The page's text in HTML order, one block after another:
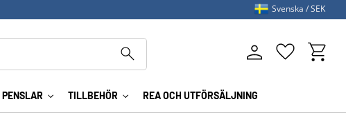
TILLBEHÖR REA OCH UTFÖRSÄLJNING
Favoriter
Svenska SEK